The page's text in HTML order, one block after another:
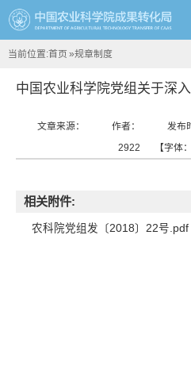
当前位置:首页 »规章制度
中国农业科学院党组关于深
文章来源： 作者： 发布
2922
【字体：
相关附件:
农科院党组发〔2018〕22号.pdf